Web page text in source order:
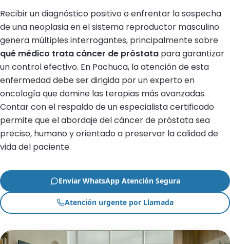
Recibir un diagnóstico positivo o enfrentar la sospecha
de una neoplasia en el sistema reproductor masculino
genera múltiples interrogantes, principalmente sobre
qué médico trata cáncer de próstata para garantizar
un control efectivo. En Pachuca, la atención de esta
enfermedad debe ser dirigida por un experto en
oncología que domine las terapias más avanzadas.
Contar con el respaldo de un especialista certificado
permite que el abordaje del cáncer de próstata sea
preciso, humano y orientado a preservar la calidad de
vida del paciente.
Enviar WhatsApp Atención Segura
Atención urgente por Llamada